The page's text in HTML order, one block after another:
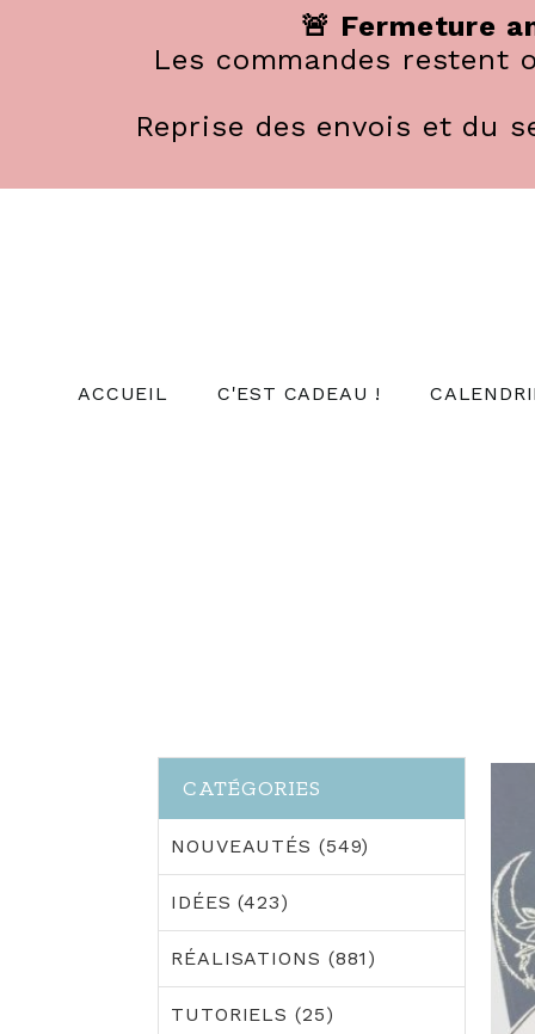
🚨 Fermeture
Les commandes restent
Reprise des envois et du
ACCUEIL C'EST CADEAU !
CATÉGORIES
NOUVEAUTÉS (549)
IDÉES (423)
RÉALISATIONS (881)
TUTORIELS (25)